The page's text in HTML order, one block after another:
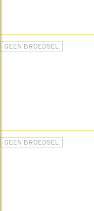
GEEN BROEDSEL
GEEN BROEDSEL